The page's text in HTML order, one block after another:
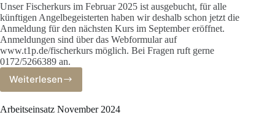
Unser Fischerkurs im Februar 2025 ist ausgebucht, für alle
künftigen Angelbegeisterten haben wir deshalb schon jetzt die
Anmeldung für den nächsten Kurs im September eröffnet.
Anmeldungen sind über das Webformular auf
www.t1p.de/fischerkurs möglich. Bei Fragen ruft gerne
0172/5266389 an.
WeiterlesenFischerkurs
Herbst
Arbeitseinsatz November 2024